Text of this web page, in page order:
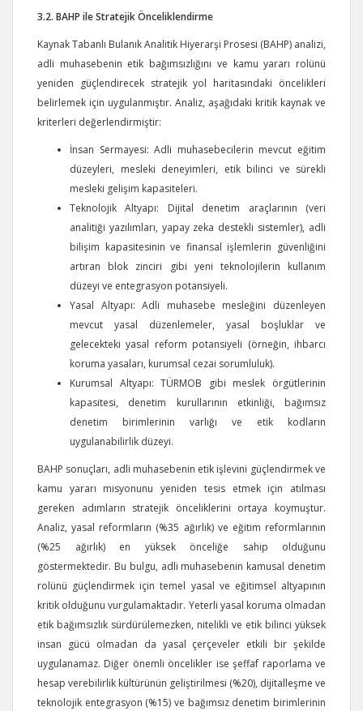
3.2. BAHP ile Stratejik Önceliklendirme
Kaynak Tabanlı Bulanık Analitik Hiyerarşi Prosesi (BAHP) analizi,
adli muhasebenin etik bağımsızlığını ve kamu yararı rolünü
yeniden güçlendirecek stratejik yol haritasındaki öncelikleri
belirlemek için uygulanmıştır. Analiz, aşağıdaki kritik kaynak ve
kriterleri değerlendirmiştir:
İnsan Sermayesi: Adli muhasebecilerin mevcut eğitim
düzeyleri, mesleki deneyimleri, etik bilinci ve sürekli
mesleki gelişim kapasiteleri.
Teknolojik Altyapı: Dijital denetim araçlarının (veri
analitiği yazılımları, yapay zeka destekli sistemler), adli
bilişim kapasitesinin ve finansal işlemlerin güvenliğini
artıran blok zinciri gibi yeni teknolojilerin kullanım
düzeyi ve entegrasyon potansiyeli.
Yasal Altyapı: Adli muhasebe mesleğini düzenleyen
mevcut yasal düzenlemeler, yasal boşluklar ve
gelecekteki yasal reform potansiyeli (örneğin, ihbarcı
koruma yasaları, kurumsal cezai sorumluluk).
Kurumsal Altyapı: TÜRMOB gibi meslek örgütlerinin
kapasitesi, denetim kurullarının etkinliği, bağımsız
denetim birimlerinin varlığı ve etik kodların
uygulanabilirlik düzeyi.
BAHP sonuçları, adli muhasebenin etik işlevini güçlendirmek ve
kamu yararı misyonunu yeniden tesis etmek için atılması
gereken adımların stratejik önceliklerini ortaya koymuştur.
Analiz, yasal reformların (%35 ağırlık) ve eğitim reformlarının
(%25 ağırlık) en yüksek önceliğe sahip olduğunu
göstermektedir. Bu bulgu, adli muhasebenin kamusal denetim
rolünü güçlendirmek için temel yasal ve eğitimsel altyapının
kritik olduğunu vurgulamaktadır. Yeterli yasal koruma olmadan
etik bağımsızlık sürdürülemezken, nitelikli ve etik bilinci yüksek
insan gücü olmadan da yasal çerçeveler etkili bir şekilde
uygulanamaz. Diğer önemli öncelikler ise şeffaf raporlama ve
hesap verebilirlik kültürünün geliştirilmesi (%20), dijitalleşme ve
teknolojik entegrasyon (%15) ve bağımsız denetim birimlerinin